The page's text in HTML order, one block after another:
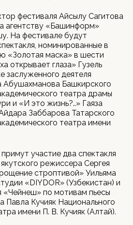
фестиваля Айсылу Сагитова
агентству «Башинформ»
На фестивале будут
номинированные в
«Золотая маска» в шести
открывает глаза» Гузель
заслуженного деятеля
Абушахманова Башкирского
театра драмы
и «И это жизнь?..» Гаяза
Заббарова Татарского
театра имени
участие два спектакля
режиссера Сергея
строптивой» Уильяма
«DIYDOR» (Узбекистан) и
«Чейнеш» по мотивам пьесы
Павла Кучияк Национального
имени П. В. Кучияк (Алтай).